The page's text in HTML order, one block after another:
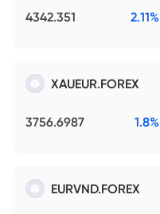
4342.351 2.11%
XAUEUR.FOREX
3756.6987 1.8%
EURVND.FOREX